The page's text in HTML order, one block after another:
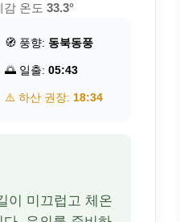
감 온도 33.3°
🧭 풍향: 동북동풍
🌅 일출: 05:43
⚠️ 하산 권장: 18:34
미끄럽고 체온